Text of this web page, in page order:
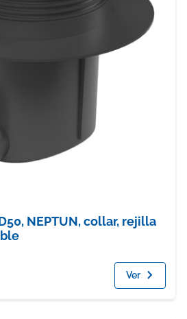
NEPTUN, collar, rejilla
Ver